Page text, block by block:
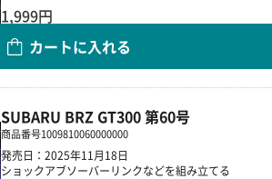
1,999円
カートに入れる
SUBARU BRZ GT300 第60号
商品番号1009810060000000
発売日：2025年11月18日
ショックアブソーバーリンクなどを組み立てる